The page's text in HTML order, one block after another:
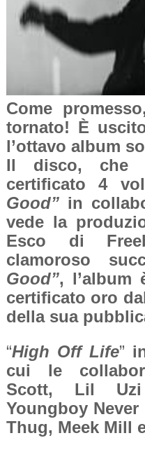
Come
tornato! È
l’ottavo album
Il disco, che
certificato 4
Good” in
vede la
Esco di
clamoroso
Good”, l’album
certificato oro
della sua
“High Off Life”
cui le
Scott, Lil
Youngboy
Thug, Meek Mill